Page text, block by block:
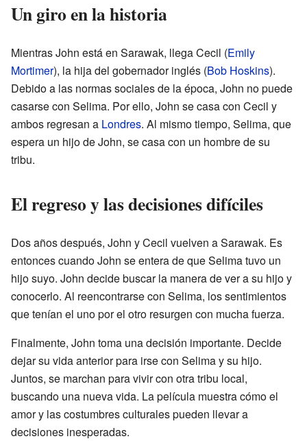
Un giro en la historia
Mientras John está en Sarawak, llega Cecil (Emily
Mortimer), la hija del gobernador inglés (Bob Hoskins).
Debido a las normas sociales de la época, John no puede
casarse con Selima. Por ello, John se casa con Cecil y
ambos regresan a Londres. Al mismo tiempo, Selima, que
espera un hijo de John, se casa con un hombre de su
tribu.
El regreso y las decisiones difíciles
Dos años después, John y Cecil vuelven a Sarawak. Es
entonces cuando John se entera de que Selima tuvo un
hijo suyo. John decide buscar la manera de ver a su hijo y
conocerlo. Al reencontrarse con Selima, los sentimientos
que tenían el uno por el otro resurgen con mucha fuerza.
Finalmente, John toma una decisión importante. Decide
dejar su vida anterior para irse con Selima y su hijo.
Juntos, se marchan para vivir con otra tribu local,
buscando una nueva vida. La película muestra cómo el
amor y las costumbres culturales pueden llevar a
decisiones inesperadas.